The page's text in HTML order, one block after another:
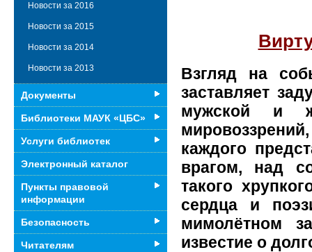
Взгляд на
заставляет
мужской и
каждого
врагом, над
такого
сердца и
мимолётном
известие о
Новости за 2016
Новости за 2015
Новости за 2014
Новости за 2013
Документы
Библиотеки МАУК «ЦБС»
Услуги библиотек
Электронный каталог
Пункты правовой
информации
Безопасность
Читателям